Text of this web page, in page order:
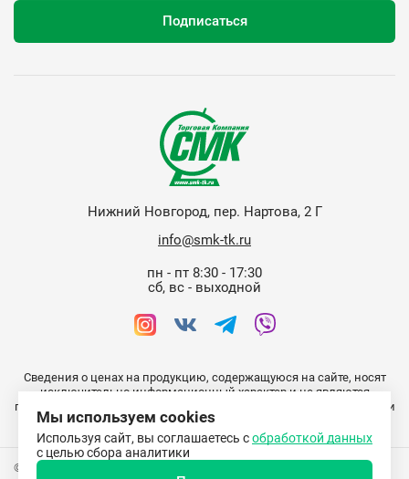
Нижний Новгород, пер. Нартова, 2 Г
info@smk-tk.ru
пн - пт 8:30 - 17:30
сб, вс - выходной
Сведения о ценах на продукцию, содержащуюся на сайте, носят
исключительно информационный характер и не являются
публичной офертой (ст. 437 ГК РФ). Информация о наличии, ценах и
условиях приобретения уточняйте у менеджеров отдела продаж.
© 2015 Торговая Компания СМК. Комплексное оснащение детских
Мы используем cookies
Используя сайт, вы соглашаетесь собработкой данных
с целью сбора аналитики